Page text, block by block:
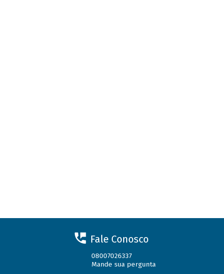
Fale Conosco
08007026337
Mande sua pergunta